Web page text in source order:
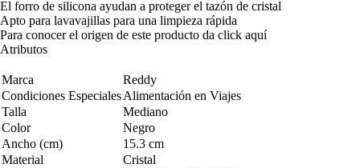
El forro de silicona ayudan a proteger el tazón de cristal
Apto para lavavajillas para una limpieza rápida
Para conocer el origen de este producto da click aquí
Atributos
Marca
Reddy
Condiciones EspecialesAlimentación en Viajes
Talla
Mediano
Color
Negro
Ancho (cm)
15.3 cm
Material
Cristal